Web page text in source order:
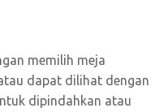
memilih meja
dapat dilihat dengan
dipindahkan atau